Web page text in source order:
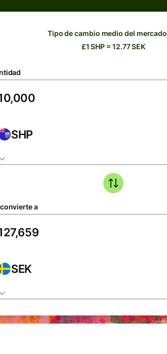
Tipo de cambio medio del mercado
£1 SHP = 12.77 SEK
SHP
a
SEK